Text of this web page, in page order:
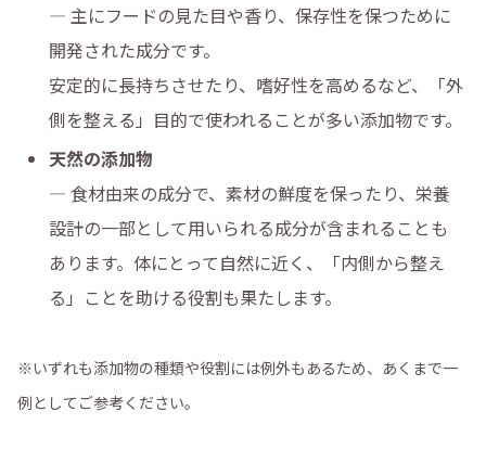
― 主にフードの見た目や香り、保存性を保つために
開発された成分です。
安定的に長持ちさせたり、嗜好性を高めるなど、「外
側を整える」目的で使われることが多い添加物です。
天然の添加物
― 食材由来の成分で、素材の鮮度を保ったり、栄養
設計の一部として用いられる成分が含まれることも
あります。体にとって自然に近く、「内側から整え
る」ことを助ける役割も果たします。
※いずれも添加物の種類や役割には例外もあるため、あくまで一
例としてご参考ください。